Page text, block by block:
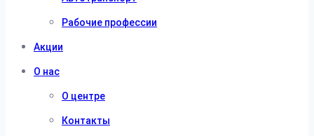
Рабочие профессии
Акции
О нас
О центре
Контакты